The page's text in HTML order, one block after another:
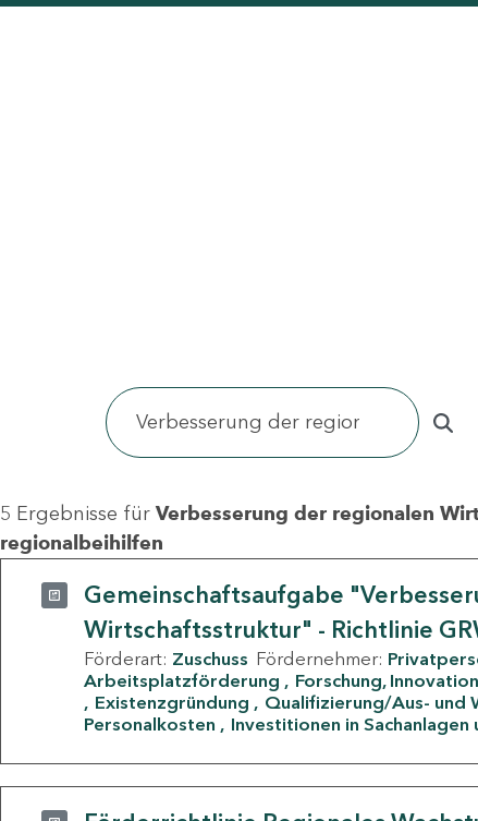
5 Ergebnisse für Verbesserung der regionalen
regionalbeihilfen
Gemeinschaftsaufgabe
Wirtschaftsstruktur" - Richtlinie
Förderart: Zuschuss Fördernehmer:
Arbeitsplatzförderung
Forschung,
Existenzgründung
Qualifizierung/Aus- und
Personalkosten
Investitionen in Sachanlagen